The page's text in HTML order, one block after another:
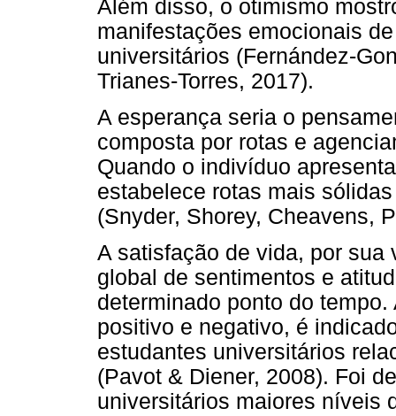
Além disso, o otimismo
manifestações emocionais
universitários (Fernández-
Trianes-Torres, 2017).
A esperança seria o
composta por rotas e
Quando o indivíduo
estabelece rotas mais
(Snyder, Shorey, Cheavens,
A satisfação de vida, por
global de sentimentos e
determinado ponto do
positivo e negativo, é
estudantes universitários
(Pavot & Diener, 2008). Foi
universitários maiores níveis